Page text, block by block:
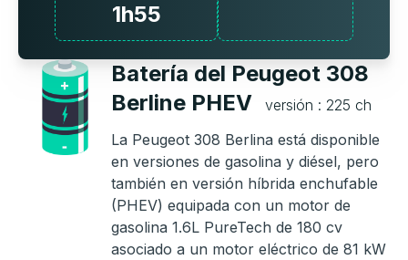
1h55
Batería del Peugeot 308
Berline PHEV
versión : 225 ch
La Peugeot 308 Berlina está disponible
en versiones de gasolina y diésel, pero
también en versión híbrida enchufable
(PHEV) equipada con un motor de
gasolina 1.6L PureTech de 180 cv
asociado a un motor eléctrico de 81 kW